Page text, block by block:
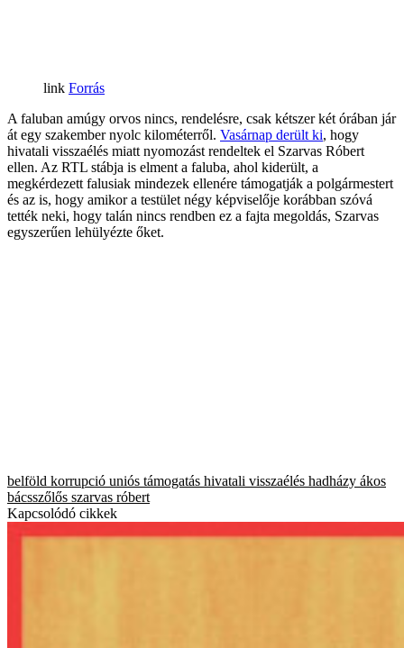
Forrás
A faluban amúgy orvos nincs, rendelésre, csak kétszer két órában jár
át egy szakember nyolc kilométerről. Vasárnap derült ki, hogy
hivatali visszaélés miatt nyomozást rendeltek el Szarvas Róbert
ellen. Az RTL stábja is elment a faluba, ahol kiderült, a
megkérdezett falusiak mindezek ellenére támogatják a polgármestert
és az is, hogy amikor a testület négy képviselője korábban szóvá
tették neki, hogy talán nincs rendben ez a fajta megoldás, Szarvas
egyszerűen lehülyézte őket.
belföld korrupció uniós támogatás hivatali visszaélés hadházy ákos
bácsszőlős szarvas róbert
Kapcsolódó cikkek